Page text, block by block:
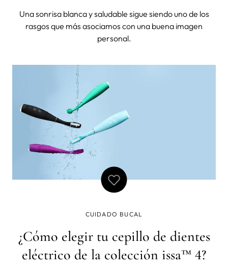
Una sonrisa blanca y saludable sigue siendo uno de los
rasgos que más asociamos con una buena imagen
personal.
CUIDADO BUCAL
¿Cómo elegir tu cepillo de dientes
eléctrico de la colección issa™ 4?